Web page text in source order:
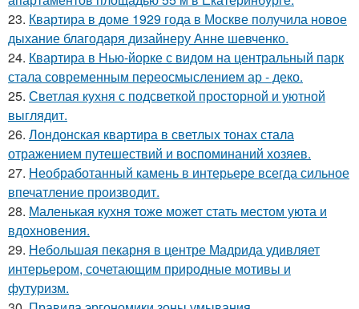
23. Квартира в доме 1929 года в Москве получила новое
дыхание благодаря дизайнеру Анне шевченко.
24. Квартира в Нью-йорке с видом на центральный парк
стала современным переосмыслением ар - деко.
25. Светлая кухня с подсветкой просторной и уютной
выглядит.
26. Лондонская квартира в светлых тонах стала
отражением путешествий и воспоминаний хозяев.
27. Необработанный камень в интерьере всегда сильное
впечатление производит.
28. Маленькая кухня тоже может стать местом уюта и
вдохновения.
29. Небольшая пекарня в центре Мадрида удивляет
интерьером, сочетающим природные мотивы и
футуризм.